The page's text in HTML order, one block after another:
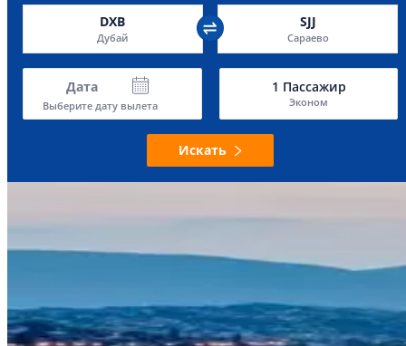
DXB
Дубай
SJJ
Сараево
Дата
Выберите дату вылета
1 Пассажир
Эконом
Искать